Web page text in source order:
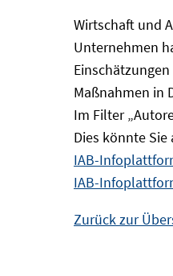
Wirtschaft und
Unternehmen
Maßnahmen in
Im Filter
Dies könnte
IAB-
IAB-
Zurück zur